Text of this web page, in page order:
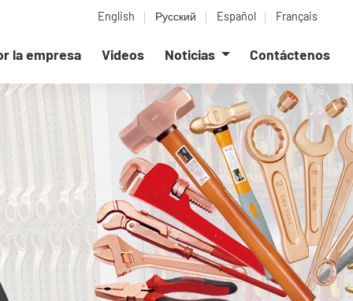
English Русский Español Français
la empresa Videos Noticias Contáctenos